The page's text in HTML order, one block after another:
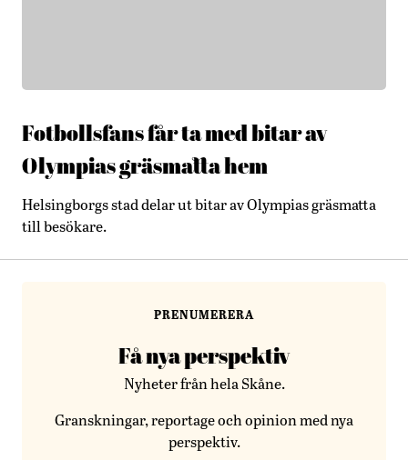
Fotbollsfans får ta med bitar av
Olympias gräsmatta hem
Helsingborgs stad delar ut bitar av Olympias gräsmatta
till besökare.
PRENUMERERA
Få nya perspektiv
Nyheter från hela Skåne.
Granskningar, reportage och opinion med nya
perspektiv.